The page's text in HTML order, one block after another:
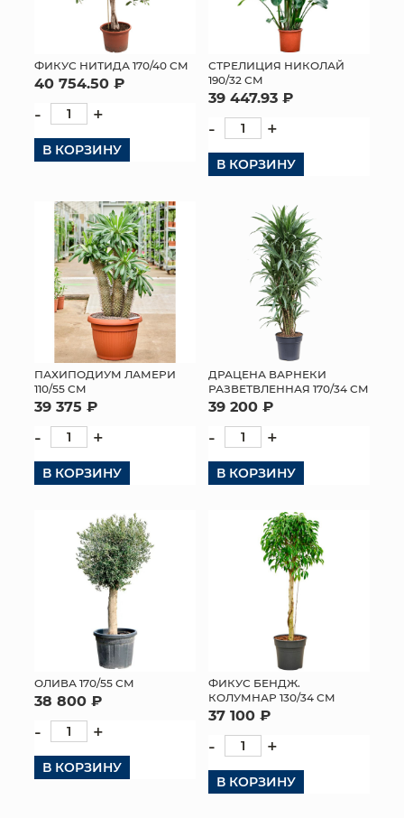
ФИКУС НИТИДА 170/40 СМ
40 754.50 ₽
- +
В КОРЗИНУ
СТРЕЛИЦИЯ НИКОЛАЙ
190/32 СМ
39 447.93 ₽
- +
В КОРЗИНУ
ПАХИПОДИУМ ЛАМЕРИ
110/55 СМ
39 375 ₽
- +
В КОРЗИНУ
ДРАЦЕНА ВАРНЕКИ
РАЗВЕТВЛЕННАЯ 170/34 СМ
39 200 ₽
- +
В КОРЗИНУ
ОЛИВА 170/55 СМ
38 800 ₽
- +
В КОРЗИНУ
ФИКУС БЕНДЖ.
КОЛУМНАР 130/34 СМ
37 100 ₽
- +
В КОРЗИНУ